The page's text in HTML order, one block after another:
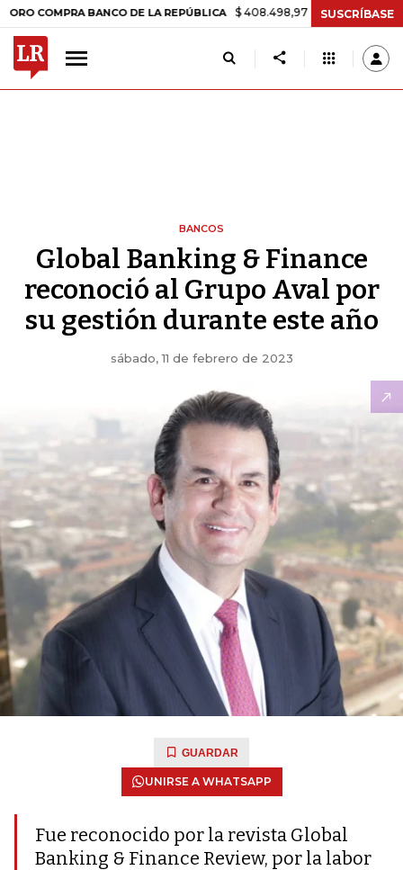
BANCO DE LA REPÚBLICA $ 408.498,97 +$ 8.753,81 +2,19%
SUSCRÍBASE
BANCOS
Global Banking & Finance
reconoció al Grupo Aval por
su gestión durante este año
sábado, 11 de febrero de 2023
GUARDAR
UNIRSE A WHATSAPP
Fue reconocido por la revista Global
Banking & Finance Review, por la labor